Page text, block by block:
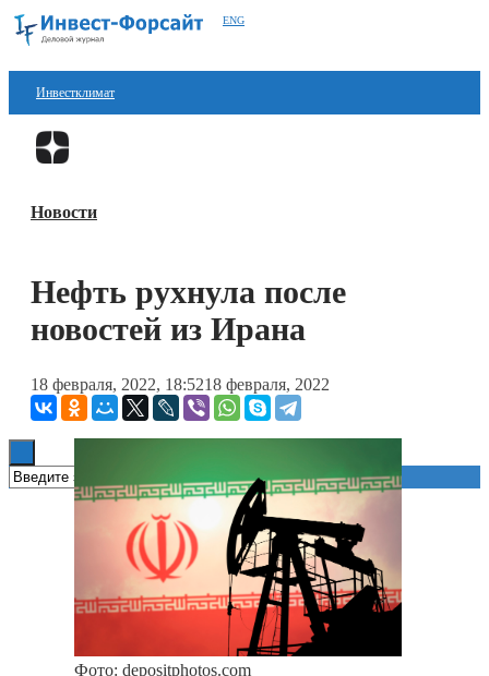
ENG
Инвестклимат
Финансы
Блокчейн
Технологии
Книги
Новости
Нефть рухнула после
новостей из Ирана
18 февраля, 2022, 18:5218 февраля, 2022
Фото: depositphotos.com